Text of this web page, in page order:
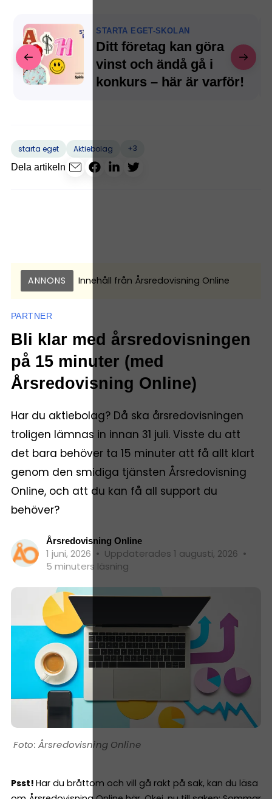
STARTA EGET-SKOLAN
Ditt företag kan göra
vinst och ändå gå i
konkurs – här är varför!
starta eget Aktiebolag
+3
Dela artikeln
ANNONS Innehåll från Årsredovisning Online
PARTNER
Bli klar med årsredovisningen
på 15 minuter (med
Årsredovisning Online)
Har du aktiebolag? Då ska årsredovisningen
troligen lämnas in innan 31 juli. Visste du att
det bara behöver ta 15 minuter att få allt klart
genom den smidiga tjänsten Årsredovisning
Online, och att du kan få all support du
behöver?
Årsredovisning Online
1 juni, 2026 • Uppdaterades 1 augusti, 2026 •
5 minuters läsning
Årsredovisning Online
Psst! Har du bråttom och vill gå rakt på sak, kan du läsa